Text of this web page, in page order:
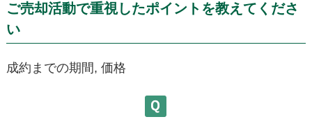
ご売却活動で重視したポイントを教えてくださ
い
成約までの期間, 価格